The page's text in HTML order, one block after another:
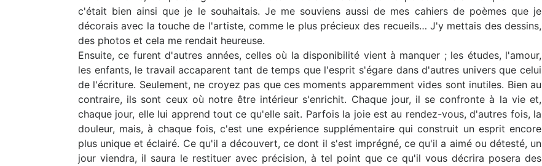
c'était bien ainsi que je le souhaitais. Je me souviens aussi de mes cahiers de poèmes que je
décorais avec la touche de l'artiste, comme le plus précieux des recueils… J'y mettais des dessins,
des photos et cela me rendait heureuse.
Ensuite, ce furent d'autres années, celles où la disponibilité vient à manquer ; les études, l'amour,
les enfants, le travail accaparent tant de temps que l'esprit s'égare dans d'autres univers que celui
de l'écriture. Seulement, ne croyez pas que ces moments apparemment vides sont inutiles. Bien au
contraire, ils sont ceux où notre être intérieur s'enrichit. Chaque jour, il se confronte à la vie et,
chaque jour, elle lui apprend tout ce qu'elle sait. Parfois la joie est au rendez-vous, d'autres fois, la
douleur, mais, à chaque fois, c'est une expérience supplémentaire qui construit un esprit encore
plus unique et éclairé. Ce qu'il a découvert, ce dont il s'est imprégné, ce qu'il a aimé ou détesté, un
jour viendra, il saura le restituer avec précision, à tel point que ce qu'il vous décrira posera des